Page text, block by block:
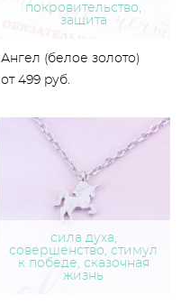
покровительство,
защита
Ангел (белое золото)
от 499 pуб.
сила духа,
совершенство, стимул
к победе, сказочная
жизнь